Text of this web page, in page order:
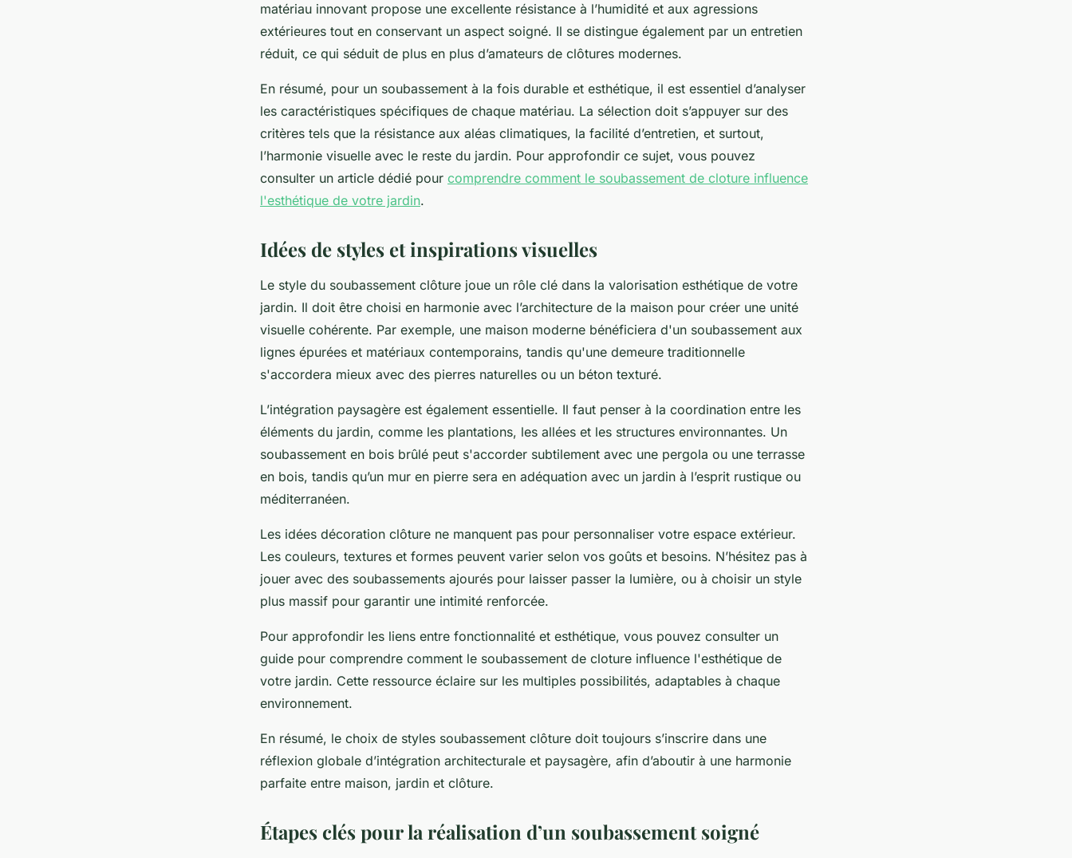
matériau innovant propose une excellente résistance à l’humidité et aux agressions
extérieures tout en conservant un aspect soigné. Il se distingue également par un entretien
réduit, ce qui séduit de plus en plus d’amateurs de clôtures modernes.
En résumé, pour un soubassement à la fois durable et esthétique, il est essentiel d’analyser
les caractéristiques spécifiques de chaque matériau. La sélection doit s’appuyer sur des
critères tels que la résistance aux aléas climatiques, la facilité d’entretien, et surtout,
l’harmonie visuelle avec le reste du jardin. Pour approfondir ce sujet, vous pouvez
consulter un article dédié pour comprendre comment le soubassement de cloture influence
l'esthétique de votre jardin.
Idées de styles et inspirations visuelles
Le style du soubassement clôture joue un rôle clé dans la valorisation esthétique de votre
jardin. Il doit être choisi en harmonie avec l’architecture de la maison pour créer une unité
visuelle cohérente. Par exemple, une maison moderne bénéficiera d'un soubassement aux
lignes épurées et matériaux contemporains, tandis qu'une demeure traditionnelle
s'accordera mieux avec des pierres naturelles ou un béton texturé.
L’intégration paysagère est également essentielle. Il faut penser à la coordination entre les
éléments du jardin, comme les plantations, les allées et les structures environnantes. Un
soubassement en bois brûlé peut s'accorder subtilement avec une pergola ou une terrasse
en bois, tandis qu’un mur en pierre sera en adéquation avec un jardin à l’esprit rustique ou
méditerranéen.
Les idées décoration clôture ne manquent pas pour personnaliser votre espace extérieur.
Les couleurs, textures et formes peuvent varier selon vos goûts et besoins. N’hésitez pas à
jouer avec des soubassements ajourés pour laisser passer la lumière, ou à choisir un style
plus massif pour garantir une intimité renforcée.
Pour approfondir les liens entre fonctionnalité et esthétique, vous pouvez consulter un
guide pour comprendre comment le soubassement de cloture influence l'esthétique de
votre jardin. Cette ressource éclaire sur les multiples possibilités, adaptables à chaque
environnement.
En résumé, le choix de styles soubassement clôture doit toujours s’inscrire dans une
réflexion globale d’intégration architecturale et paysagère, afin d’aboutir à une harmonie
parfaite entre maison, jardin et clôture.
Étapes clés pour la réalisation d’un soubassement soigné